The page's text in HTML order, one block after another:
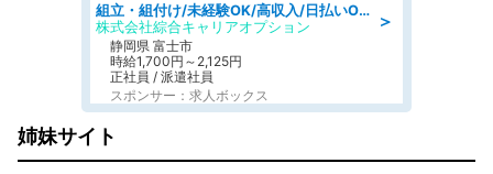
＞
組立・組付け/未経験OK/高収入/日払いOK/交替制/20・30・40代活躍中
株式会社綜合キャリアオプション
静岡県 富士市
時給1,700円～2,125円
正社員 / 派遣社員
スポンサー：求人ボックス
姉妹サイト